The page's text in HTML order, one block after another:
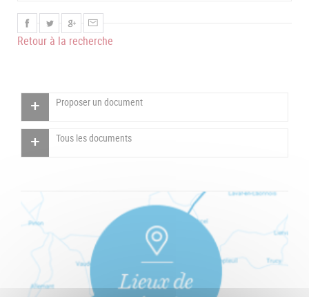
Retour à la recherche
Proposer un document
Tous les documents